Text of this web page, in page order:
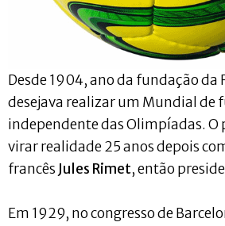
Desde 1904, ano da fundação da
desejava realizar um Mundial de
independente das Olimpíadas. O
virar realidade 25 anos depois
francês Jules Rimet, então
Em 1929, no congresso de